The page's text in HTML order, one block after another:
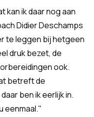
kan ik daar nog aan
Didier Deschamps
te leggen bij hetgeen
druk bezet, de
ook.
betreft de
ben ik eerlijk in.
eenmaal."